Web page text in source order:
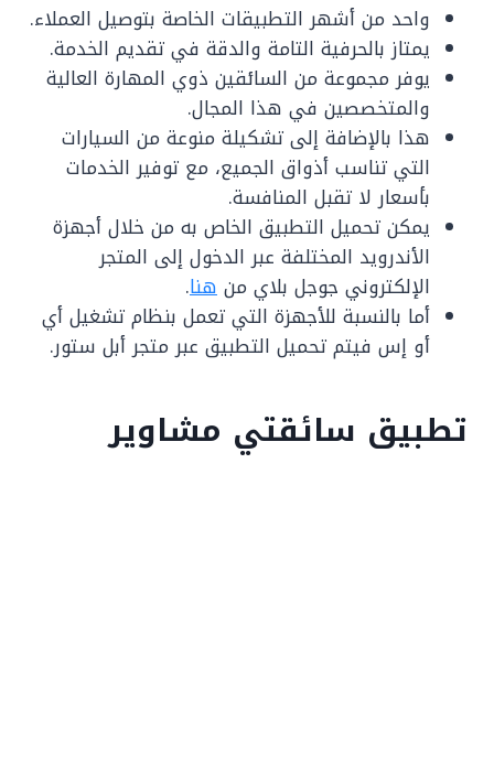
واحد من أشهر التطبيقات الخاصة بتوصيل العملاء.
يمتاز بالحرفية التامة والدقة في تقديم الخدمة.
يوفر مجموعة من السائقين ذوي المهارة العالية
والمتخصصين في هذا المجال.
هذا بالإضافة إلى تشكيلة منوعة من السيارات
التي تناسب أذواق الجميع، مع توفير الخدمات
بأسعار لا تقبل المنافسة.
يمكن تحميل التطبيق الخاص به من خلال أجهزة
الأندرويد المختلفة عبر الدخول إلى المتجر
الإلكتروني جوجل بلاي منهنا.
أما بالنسبة للأجهزة التي تعمل بنظام تشغيل أي
أو إس فيتم تحميل التطبيق عبر متجر أبل ستور.
تطبيق سائقتي مشاوير